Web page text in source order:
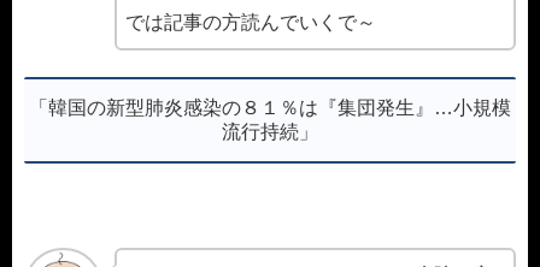
では記事の方読んでいくで～
「韓国の新型肺炎感染の８１％は『集団発生』…小規模
流行持続」